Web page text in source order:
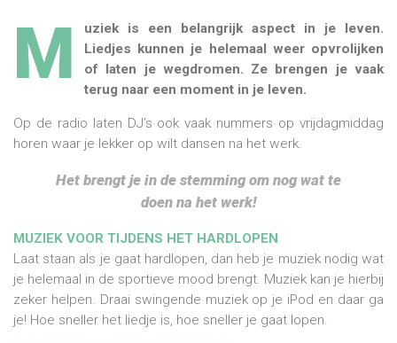
M
uziek is een belangrijk aspect in je leven.
Liedjes kunnen je helemaal weer opvrolijken
of laten je wegdromen. Ze brengen je vaak
terug naar een moment in je leven.
Op de radio laten DJ’s ook vaak nummers op vrijdagmiddag
horen waar je lekker op wilt dansen na het werk.
Het brengt je in de stemming om nog wat te
doen na het werk!
MUZIEK VOOR TIJDENS HET HARDLOPEN
Laat staan als je gaat hardlopen, dan heb je muziek nodig wat
je helemaal in de sportieve mood brengt. Muziek kan je hierbij
zeker helpen. Draai swingende muziek op je iPod en daar ga
je! Hoe sneller het liedje is, hoe sneller je gaat lopen.